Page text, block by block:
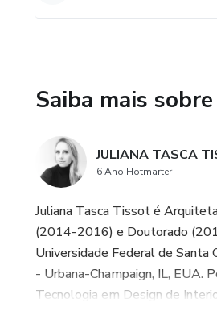
-
-
-
Saiba mais
JULIANA TASCA
6 Ano Hotmarter
Juliana Tasca Tissot é
(2014-2016) e Doutorado
Universidade Federal de
- Urbana-Champaign, IL, EUA.
Tecnologia em Design de